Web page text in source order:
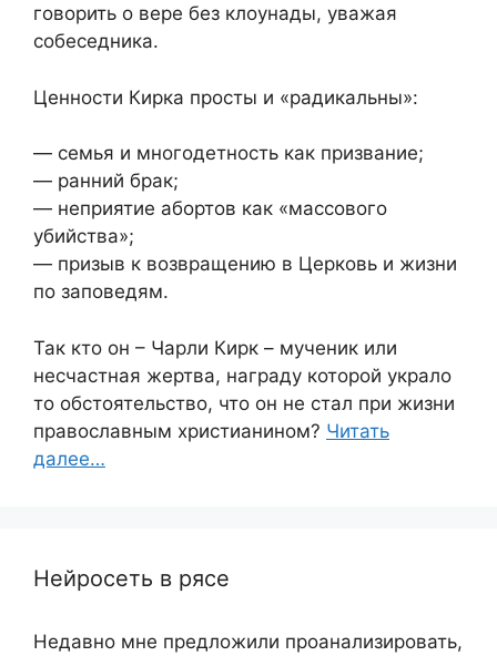
говорить о вере без клоунады, уважая
собеседника.
Ценности Кирка просты и «радикальны»:
— семья и многодетность как призвание;
— ранний брак;
— неприятие абортов как «массового
убийства»;
— призыв к возвращению в Церковь и жизни
по заповедям.
Так кто он – Чарли Кирк – мученик или
несчастная жертва, награду которой украло
то обстоятельство, что он не стал при жизни
православным христианином? Читать
далее…
Нейросеть в рясе
Недавно мне предложили проанализировать,